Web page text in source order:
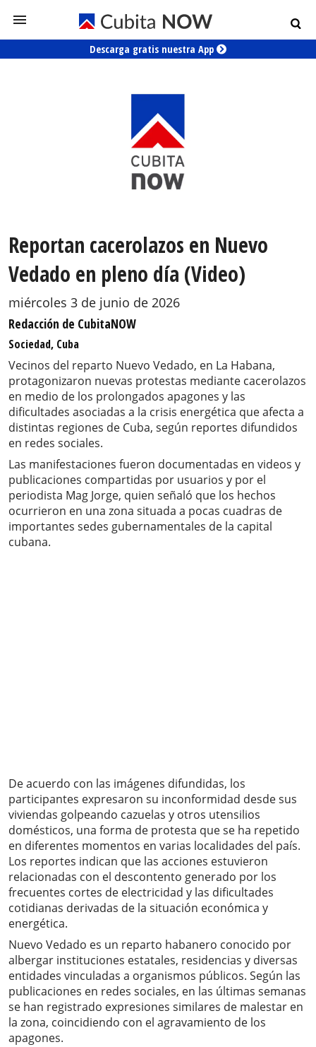
Descarga gratis nuestra App
Reportan cacerolazos en Nuevo
Vedado en pleno día (Video)
miércoles 3 de junio de 2026
Redacción de CubitaNOW
Sociedad, Cuba
Vecinos del reparto Nuevo Vedado, en La Habana,
protagonizaron nuevas protestas mediante cacerolazos
en medio de los prolongados apagones y las
dificultades asociadas a la crisis energética que afecta a
distintas regiones de Cuba, según reportes difundidos
en redes sociales.
Las manifestaciones fueron documentadas en videos y
publicaciones compartidas por usuarios y por el
periodista Mag Jorge, quien señaló que los hechos
ocurrieron en una zona situada a pocas cuadras de
importantes sedes gubernamentales de la capital
cubana.
De acuerdo con las imágenes difundidas, los
participantes expresaron su inconformidad desde sus
viviendas golpeando cazuelas y otros utensilios
domésticos, una forma de protesta que se ha repetido
en diferentes momentos en varias localidades del país.
Los reportes indican que las acciones estuvieron
relacionadas con el descontento generado por los
frecuentes cortes de electricidad y las dificultades
cotidianas derivadas de la situación económica y
energética.
Nuevo Vedado es un reparto habanero conocido por
albergar instituciones estatales, residencias y diversas
entidades vinculadas a organismos públicos. Según las
publicaciones en redes sociales, en las últimas semanas
se han registrado expresiones similares de malestar en
la zona, coincidiendo con el agravamiento de los
apagones.